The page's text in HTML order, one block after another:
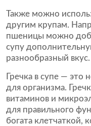
Также можно
другим крупам.
пшеницы можно
супу
разнообразный вкус.
Гречка в супе — это
для организма.
витаминов и
для правильного
богата клетчаткой,